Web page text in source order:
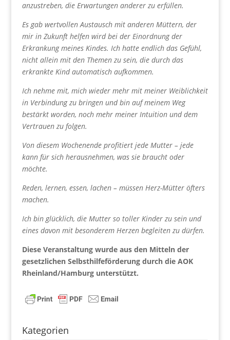
anzustreben, die Erwartungen anderer zu erfüllen.
Es gab wertvollen Austausch mit anderen Müttern, der
mir in Zukunft helfen wird bei der Einordnung der
Erkrankung meines Kindes. Ich hatte endlich das Gefühl,
nicht allein mit den Themen zu sein, die durch das
erkrankte Kind automatisch aufkommen.
Ich nehme mit, mich wieder mehr mit meiner Weiblichkeit
in Verbindung zu bringen und bin auf meinem Weg
bestärkt worden, noch mehr meiner Intuition und dem
Vertrauen zu folgen.
Von diesem Wochenende profitiert jede Mutter – jede
kann für sich herausnehmen, was sie braucht oder
möchte.
Reden, lernen, essen, lachen – müssen Herz-Mütter öfters
machen.
Ich bin glücklich, die Mutter so toller Kinder zu sein und
eines davon mit besonderem Herzen begleiten zu dürfen.
Diese Veranstaltung wurde aus den Mitteln der
gesetzlichen Selbsthilfeförderung durch die AOK
Rheinland/Hamburg unterstützt.
Kategorien